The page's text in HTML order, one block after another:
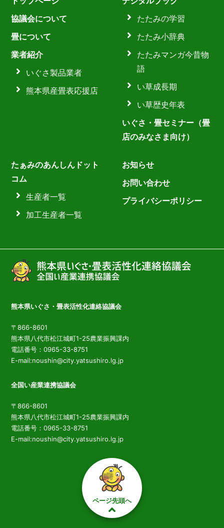
協議会について
畳について
業者紹介
いぐさ製品業者
熊本県産畳表応援店
たたみの学習
たたみ小辞典
たたみマンガ今昔物
語
い草成長期
い草歴史年表
いぐさ・畳セミナー（畳
店のみなさま向け）
たぁみのあんしんドット
コム
生産者一覧
加工生産者一覧
お知らせ
お問い合わせ
プライバシーポリシー
熊本県いぐさ・畳表活性化連絡協議会
〒866-8601
熊本県八代市松江城町1-25農業振興課内
電話番号：0965-33-8751
E-mail:noushin@city.yatsushiro.lg.jp
全国い産業連携協議会
〒866-8601
熊本県八代市松江城町1-25農業振興課内
電話番号：0965-33-8751
E-mail:noushin@city.yatsushiro.lg.jp
ページ先頭へ